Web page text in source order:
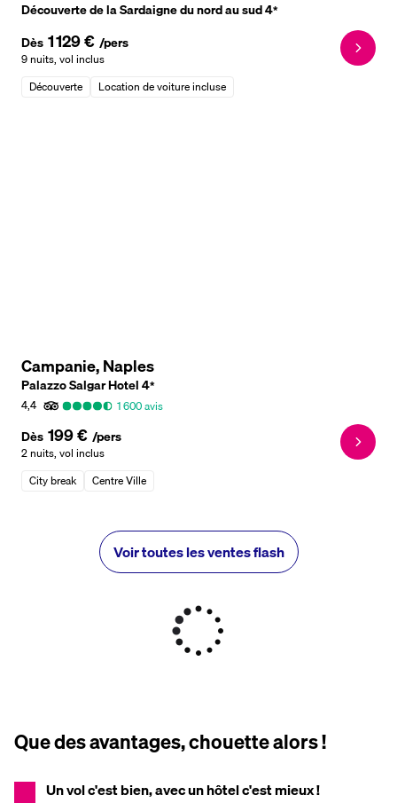
Découverte de la Sardaigne du nord au sud4*
Dès 1 129 € /pers
9 nuits, vol inclus
Découverte
Location de voiture incluse
Campanie, Naples
Palazzo Salgar Hotel4*
4,4
1 600avis
Dès 199 € /pers
2 nuits, vol inclus
City break
Centre Ville
Voir toutes les ventes flash
Que des avantages, chouette alors !
Un vol c'est bien, avec un hôtel c'est mieux !